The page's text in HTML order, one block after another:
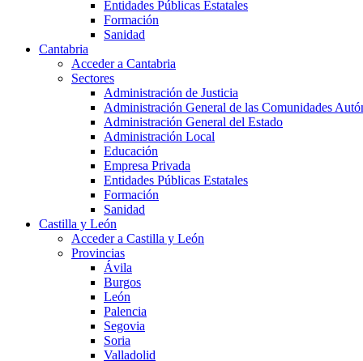
Entidades Públicas Estatales
Formación
Sanidad
Cantabria
Acceder a Cantabria
Sectores
Administración de Justicia
Administración General de las Comunidades
Administración General del Estado
Administración Local
Educación
Empresa Privada
Entidades Públicas Estatales
Formación
Sanidad
Castilla y León
Acceder a Castilla y León
Provincias
Ávila
Burgos
León
Palencia
Segovia
Soria
Valladolid